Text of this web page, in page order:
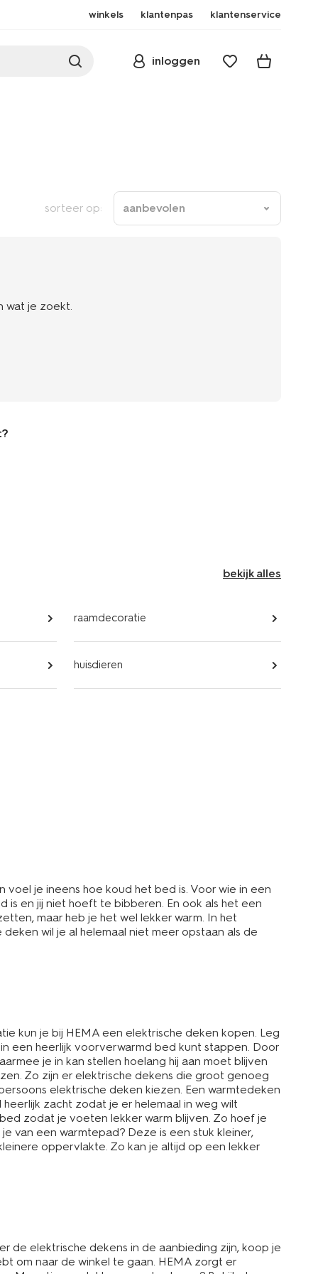
winkels klantenpas klantenservice
inloggen
sorteer op: aanbevolen
wat je zoekt.
bekijk alles
raamdecoratie
huisdieren
voel je ineens hoe koud het bed is. Voor wie in een
en jij niet hoeft te bibberen. En ook als het een
maar heb je het wel lekker warm. In het
wil je al helemaal niet meer opstaan als de
kun je bij HEMA een elektrische deken kopen. Leg
een heerlijk voorverwarmd bed kunt stappen. Door
je in kan stellen hoelang hij aan moet blijven
Zo zijn er elektrische dekens die groot genoeg
elektrische deken kiezen. Een warmtedeken
zacht zodat je er helemaal in weg wilt
zodat je voeten lekker warm blijven. Zo hoef je
van een warmtepad? Deze is een stuk kleiner,
oppervlakte. Zo kan je altijd op een lekker
de elektrische dekens in de aanbieding zijn, koop je
om naar de winkel te gaan. HEMA zorgt er